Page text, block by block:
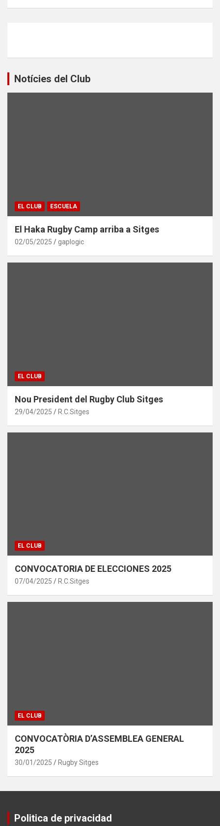
Notícies del Club
EL CLUB ESCUELA
El Haka Rugby Camp arriba a Sitges
02/05/2025 gaplogic
EL CLUB
Nou President del Rugby Club Sitges
29/04/2025 R.C.Sitges
EL CLUB
CONVOCATORIA DE ELECCIONES 2025
07/04/2025 R.C.Sitges
EL CLUB
CONVOCATÒRIA D’ASSEMBLEA GENERAL
2025
30/01/2025 Rugby Sitges
Politica de privacidad